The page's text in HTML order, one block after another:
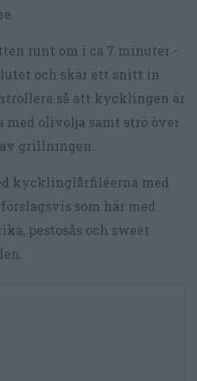
runt om i ca 7 minuter -
och skär ett snitt in
så att kycklingen är
med olivolja samt strö över
grillningen.
kycklinglårfiléerna med
som här med
pestosås och sweet